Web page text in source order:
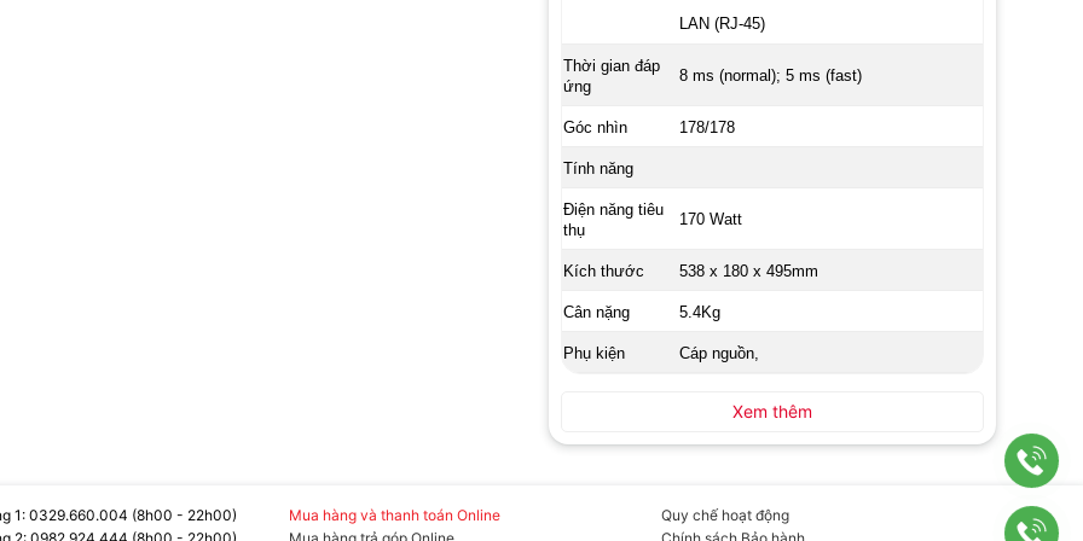
độ phân giải ấn tượng QHD (2560*1440), nhằm
LAN (RJ-45)
Thời gian đáp
ứng
8 ms (normal); 5 ms (fast)
Góc nhìn 178/178
Tính năng
Điện năng tiêu
thụ
170 Watt
Kích thước 538 x 180 x 495mm
Cân nặng 5.4Kg
Phụ kiện Cáp nguồn,
Xem thêm
1: 0329.660.004 (8h00 - 22h00)
Mua hàng và thanh toán Online
Quy chế hoạt động